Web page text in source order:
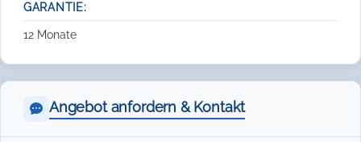
GARANTIE:
12 Monate
Angebot anfordern & Kontakt